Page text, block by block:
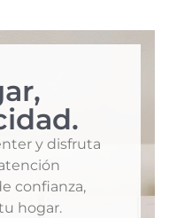
y disfruta
confianza,
hogar.